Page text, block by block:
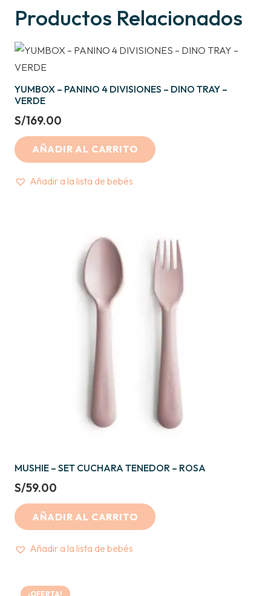
Productos Relacionados
YUMBOX – PANINO 4 DIVISIONES – DINO TRAY –
VERDE
S/169.00
AÑADIR AL CARRITO
Añadir a la lista de bebés
MUSHIE – SET CUCHARA TENEDOR – ROSA
S/59.00
AÑADIR AL CARRITO
Añadir a la lista de bebés
¡OFERTA!